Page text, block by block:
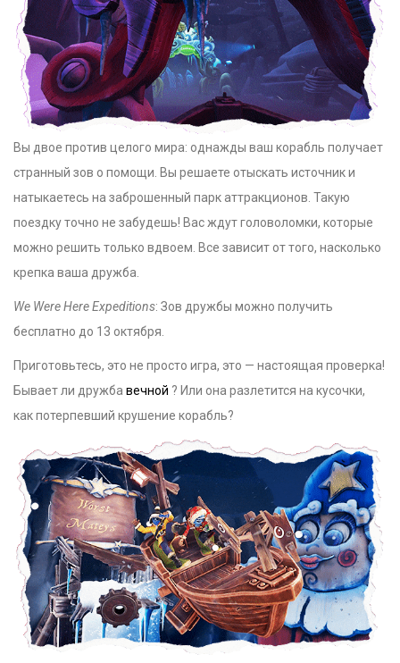
Вы двое против целого мира: однажды ваш корабль получает
странный зов о помощи. Вы решаете отыскать источник и
натыкаетесь на заброшенный парк аттракционов. Такую
поездку точно не забудешь! Вас ждут головоломки, которые
можно решить только вдвоем. Все зависит от того, насколько
крепка ваша дружба.
We Were Here Expeditions: Зов дружбы можно получить
бесплатно до 13 октября.
Приготовьтесь, это не просто игра, это — настоящая проверка!
Бывает ли дружба вечной ? Или она разлетится на кусочки,
как потерпевший крушение корабль?